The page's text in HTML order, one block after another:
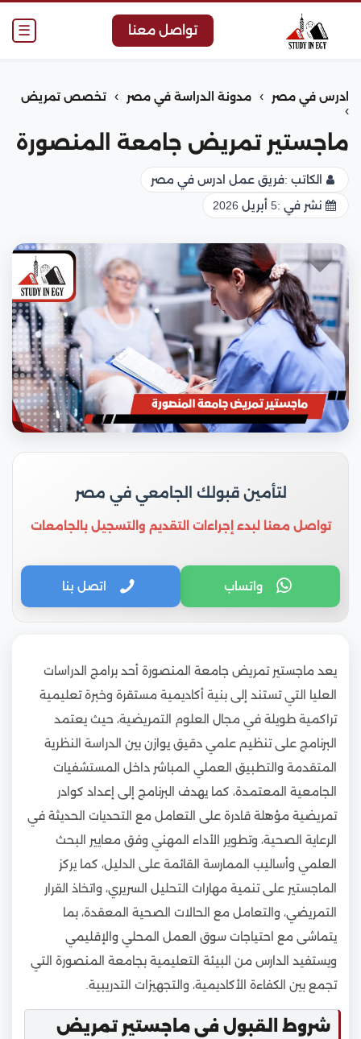
☰ تواصل معنا
ادرس في مصر › مدونة الدراسة في مصر › تخصص تمريض
›
ماجستير تمريض جامعة المنصورة
الكاتب :فريق عمل ادرس في مصر
نشر في :5 أبريل 2026
لتأمين قبولك الجامعي في مصر
تواصل معنا لبدء إجراءات التقديم والتسجيل بالجامعات
واتساب اتصل بنا
يعد ماجستير تمريض جامعة المنصورة أحد برامج الدراسات
العليا التي تستند إلى بنية أكاديمية مستقرة وخبرة تعليمية
تراكمية طويلة في مجال العلوم التمريضية، حيث يعتمد
البرنامج على تنظيم علمي دقيق يوازن بين الدراسة النظرية
المتقدمة والتطبيق العملي المباشر داخل المستشفيات
الجامعية المعتمدة، كما يهدف البرنامج إلى إعداد كوادر
تمريضية مؤهلة قادرة على التعامل مع التحديات الحديثة في
الرعاية الصحية، وتطوير الأداء المهني وفق معايير البحث
العلمي وأساليب الممارسة القائمة على الدليل، كما يركز
الماجستير على تنمية مهارات التحليل السريري، واتخاذ القرار
التمريضي، والتعامل مع الحالات الصحية المعقدة، بما
يتماشى مع احتياجات سوق العمل المحلي والإقليمي
ويستفيد الدارس من البيئة التعليمية بجامعة المنصورة التي
تجمع بين الكفاءة الأكاديمية، والتجهيزات التدريبية.
شروط القبول في ماجستير تمريض